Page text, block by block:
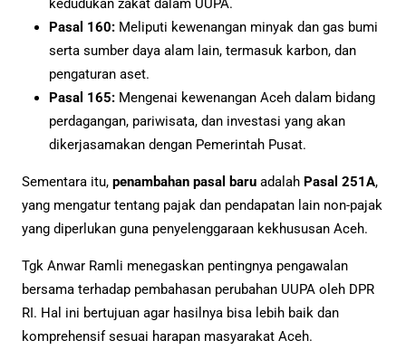
kedudukan zakat dalam UUPA.
Pasal 160: Meliputi kewenangan minyak dan gas bumi
serta sumber daya alam lain, termasuk karbon, dan
pengaturan aset.
Pasal 165: Mengenai kewenangan Aceh dalam bidang
perdagangan, pariwisata, dan investasi yang akan
dikerjasamakan dengan Pemerintah Pusat.
Sementara itu, penambahan pasal baru adalah Pasal 251A,
yang mengatur tentang pajak dan pendapatan lain non-pajak
yang diperlukan guna penyelenggaraan kekhususan Aceh.
Tgk Anwar Ramli menegaskan pentingnya pengawalan
bersama terhadap pembahasan perubahan UUPA oleh DPR
RI. Hal ini bertujuan agar hasilnya bisa lebih baik dan
komprehensif sesuai harapan masyarakat Aceh.